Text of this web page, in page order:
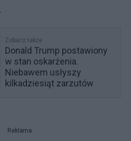
Zobacz także
Donald Trump postawiony
w stan oskarżenia.
Niebawem usłyszy
kilkadziesiąt zarzutów
Reklama